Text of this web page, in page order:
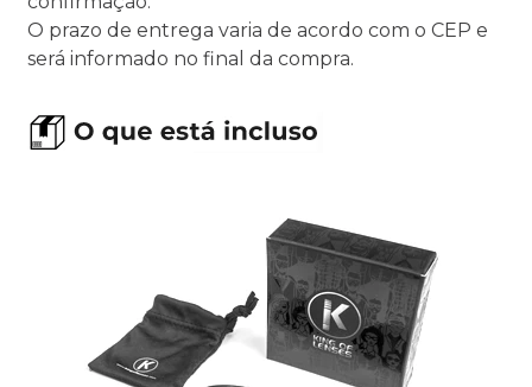
O prazo de entrega varia de acordo com o CEP e
será informado no final da compra.